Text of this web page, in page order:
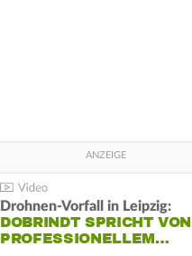
Drohnen-Vorfall in Leipzig:
DOBRINDT SPRICHT VON
PROFESSIONELLEM…